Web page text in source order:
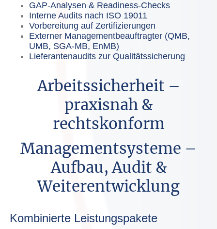
GAP-Analysen & Readiness-Checks
Interne Audits nach ISO 19011
Vorbereitung auf Zertifizierungen
Externer Managementbeauftragter (QMB,
UMB, SGA-MB, EnMB)
Lieferantenaudits zur Qualitätssicherung
Arbeitssicherheit –
praxisnah &
rechtskonform
Managementsysteme –
Aufbau, Audit &
Weiterentwicklung
Kombinierte Leistungspakete